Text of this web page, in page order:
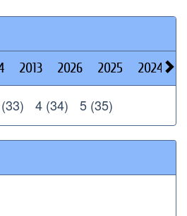
2013 2026 2025 2024
4 (34) 5 (35)